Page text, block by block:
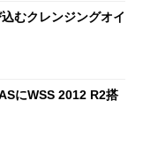
むクレンジングオイ
にWSS 2012 R2搭